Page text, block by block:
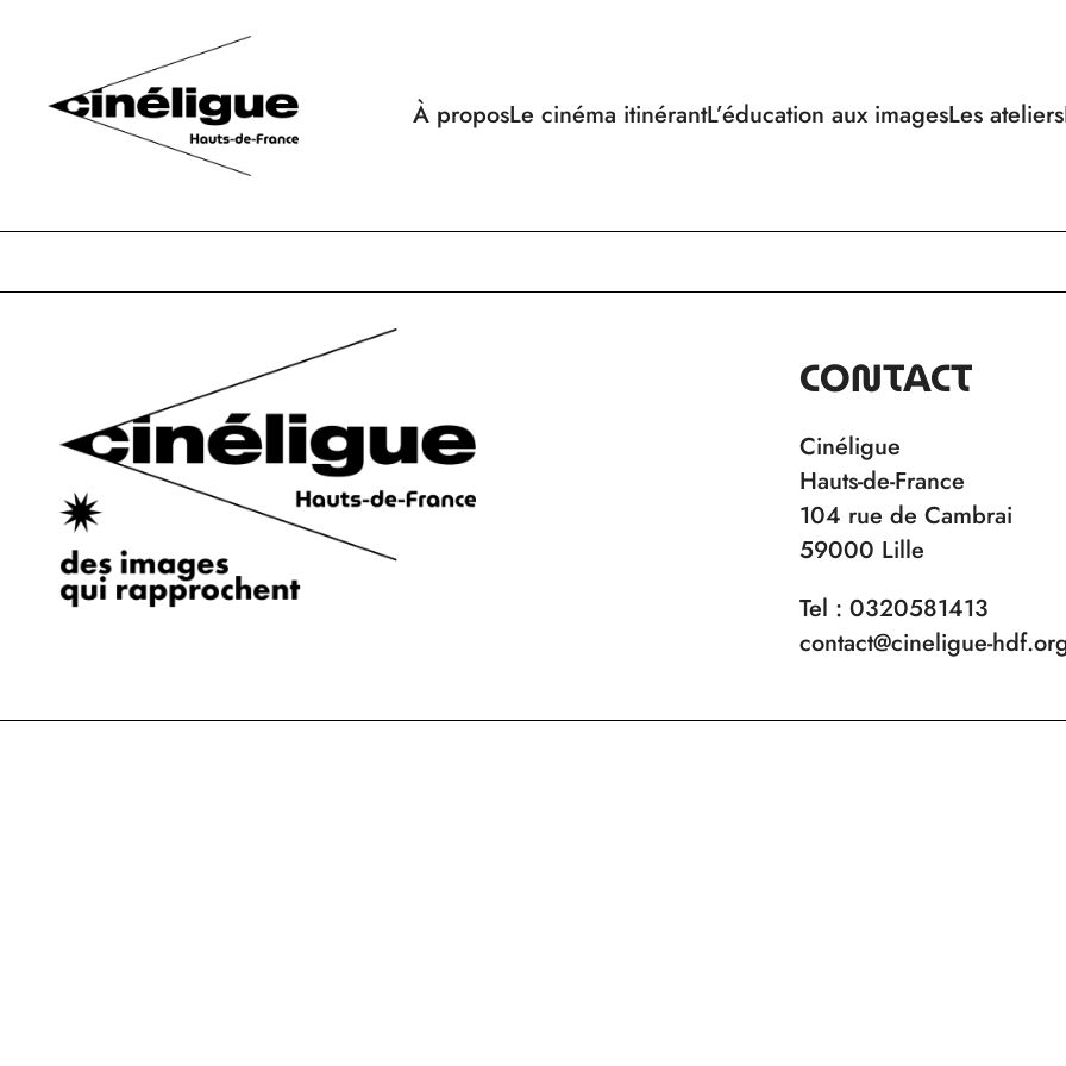
À proposLe cinéma itinérantL’éducation aux imagesLes ateliers
CONTACT
Cinéligue
Hauts-de-France
104 rue de Cambrai
59000 Lille
Tel : 0320581413
contact@cineligue-